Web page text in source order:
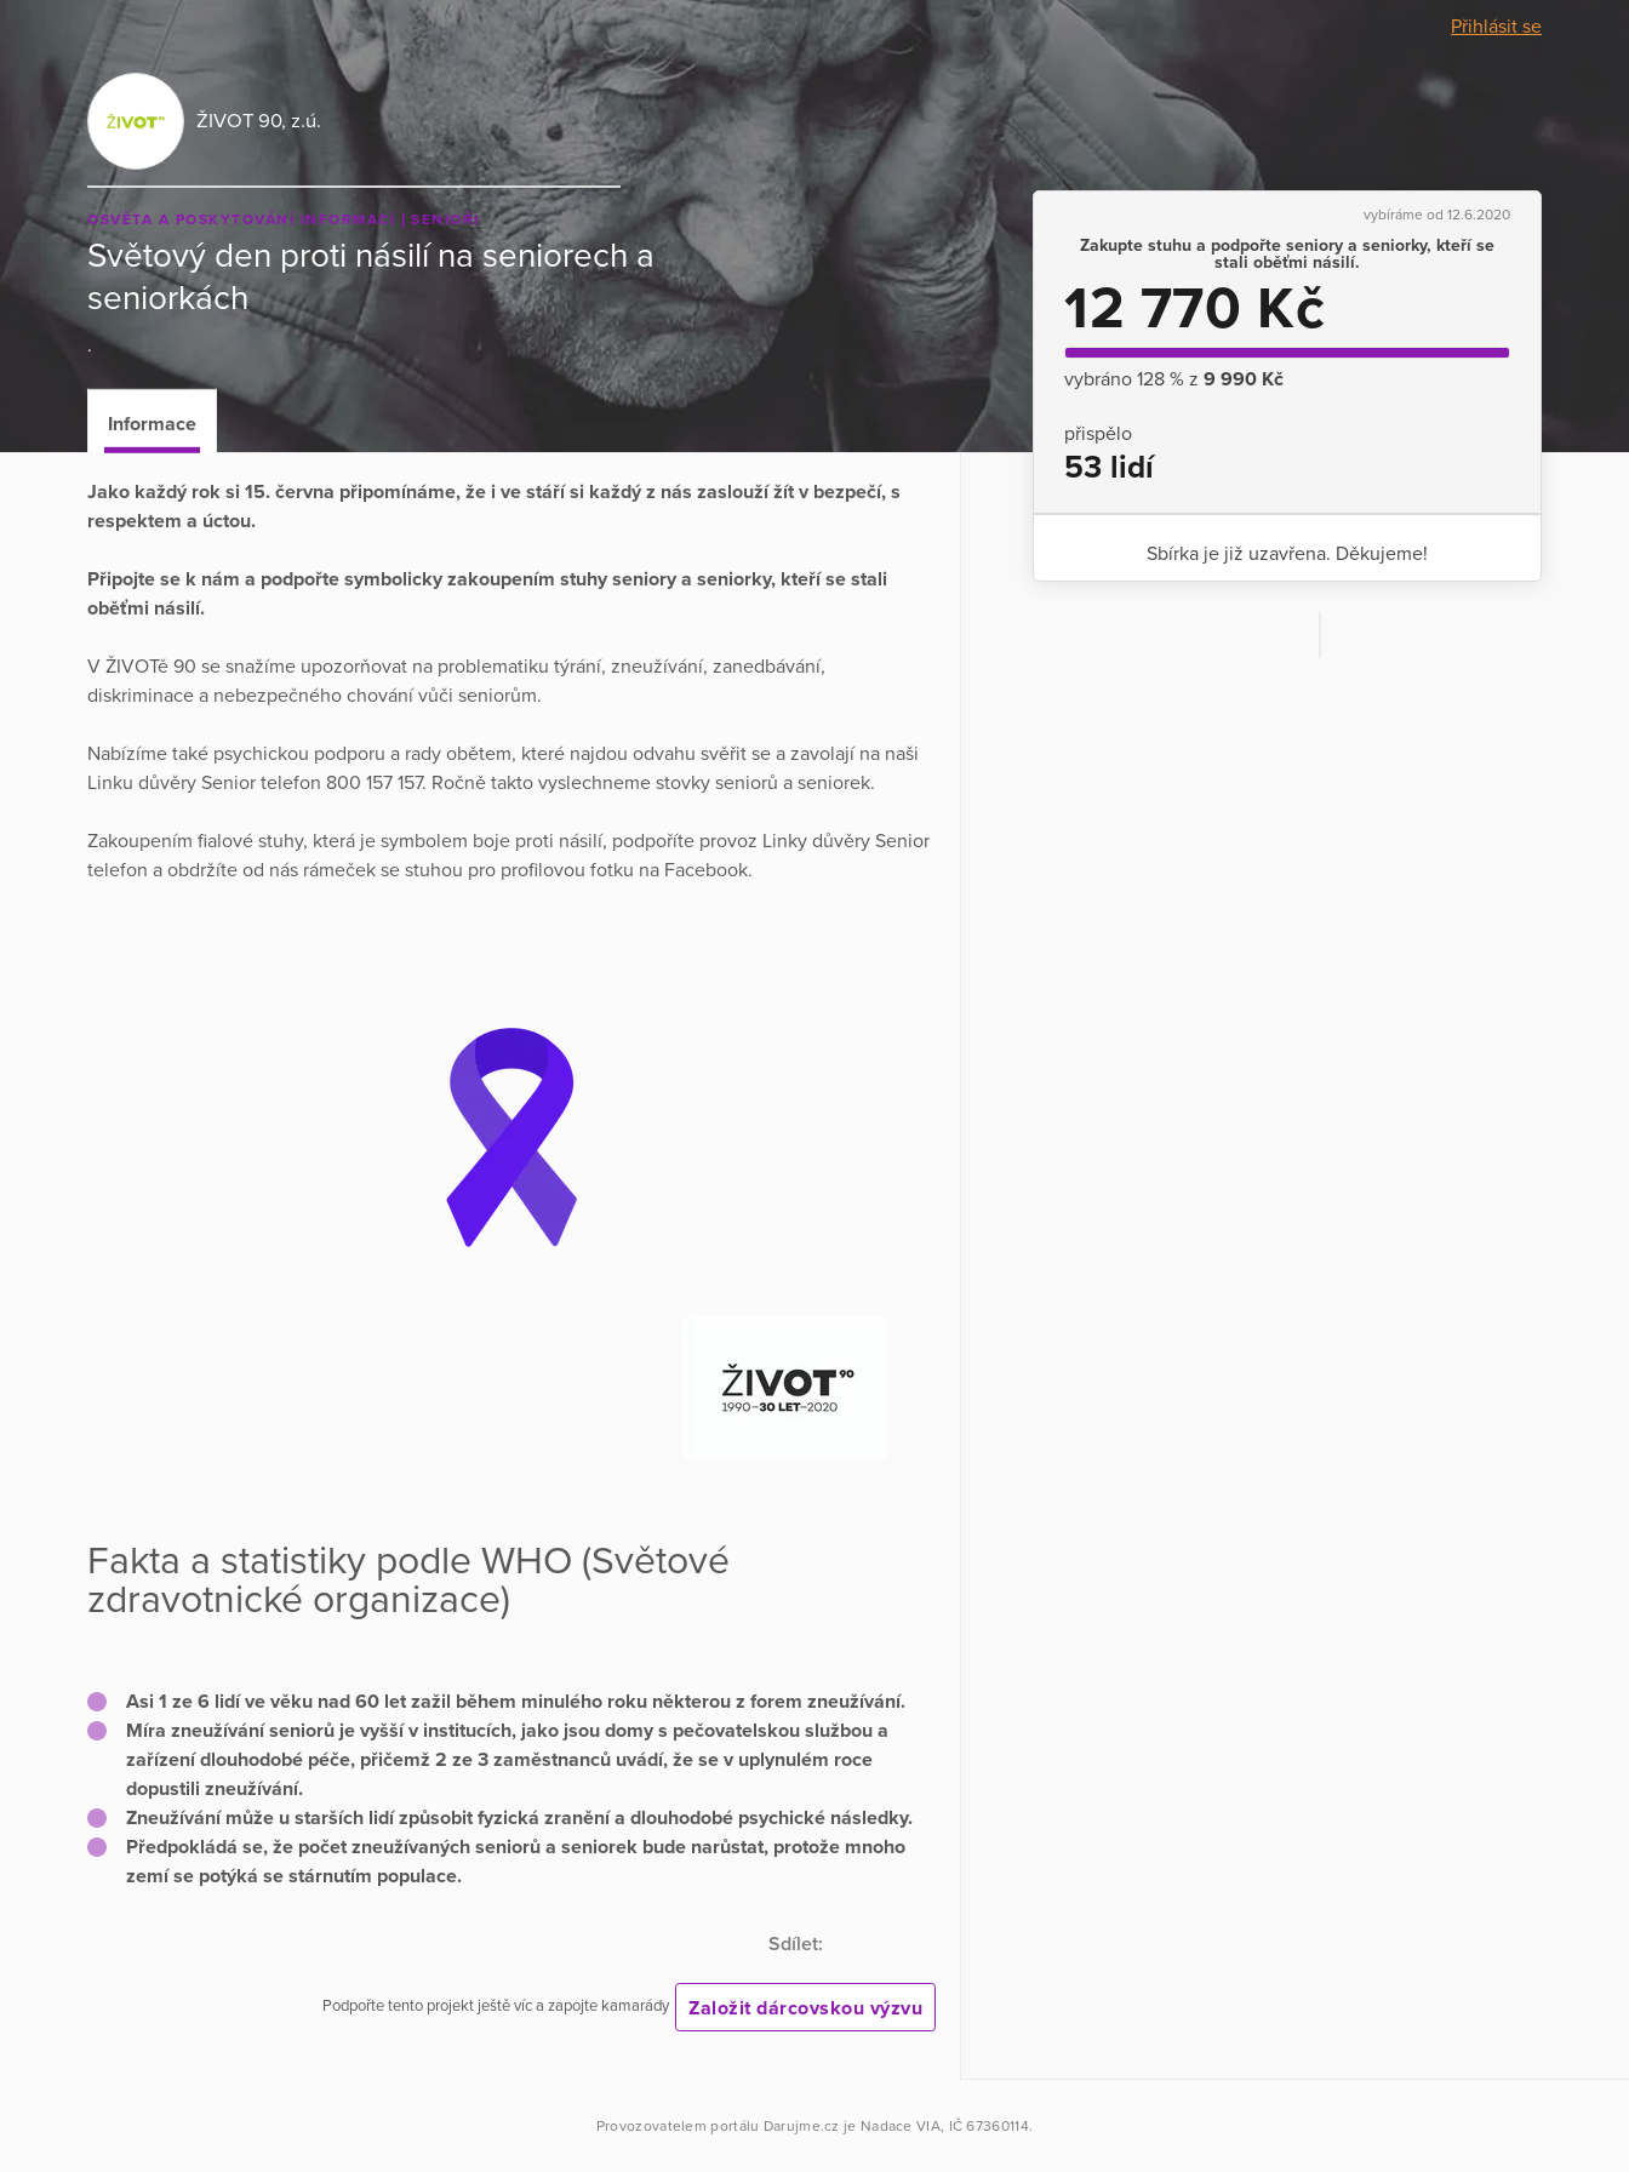
Přihlásit se
ŽIVOT 90, z.ú.
OSVĚTA A POSKYTOVÁNÍ INFORMACÍ SENIOŘI
Světový den proti násilí na seniorech a
seniorkách
.
vybíráme od 12.6.2020
Zakupte stuhu a podpořte seniory a seniorky, kteří se
stali oběťmi násilí.
12 770 Kč
vybráno 128 % z 9 990 Kč
přispělo
53 lidí
Sbírka je již uzavřena. Děkujeme!
Informace
Jako každý rok si 15. června připomínáme, že i ve stáří si každý z nás zaslouží žít v bezpečí, s
respektem a úctou.
Připojte se k nám a podpořte symbolicky zakoupením stuhy seniory a seniorky, kteří se stali
oběťmi násilí.
V ŽIVOTě 90 se snažíme upozorňovat na problematiku týrání, zneužívání, zanedbávání,
diskriminace a nebezpečného chování vůči seniorům.
Nabízíme také psychickou podporu a rady obětem, které najdou odvahu svěřit se a zavolají na naši
Linku důvěry Senior telefon 800 157 157. Ročně takto vyslechneme stovky seniorů a seniorek.
Zakoupením fialové stuhy, která je symbolem boje proti násilí, podpoříte provoz Linky důvěry Senior
telefon a obdržíte od nás rámeček se stuhou pro profilovou fotku na Facebook.
Fakta a statistiky podle WHO (Světové
zdravotnické organizace)
Asi 1 ze 6 lidí ve věku nad 60 let zažil během minulého roku některou z forem zneužívání.
Míra zneužívání seniorů je vyšší v institucích, jako jsou domy s pečovatelskou službou a
zařízení dlouhodobé péče, přičemž 2 ze 3 zaměstnanců uvádí, že se v uplynulém roce
dopustili zneužívání.
Zneužívání může u starších lidí způsobit fyzická zranění a dlouhodobé psychické následky.
Předpokládá se, že počet zneužívaných seniorů a seniorek bude narůstat, protože mnoho
zemí se potýká se stárnutím populace.
Sdílet:
Podpořte tento projekt ještě víc a zapojte kamarády Založit dárcovskou výzvu
Provozovatelem portálu Darujme.cz je Nadace VIA, IČ 67360114.